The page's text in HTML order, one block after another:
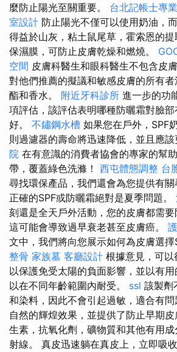
麼防止陽光至關重要。 台北記帳士專
室設計 防止陽光不僅可以使用奶油，
得益於山灰，粘土鼠尾草，霍索恩的
保濕膜，可防止皮膚乾燥和燃燒。
空間 皮膚科醫生和眼科醫生不包含皮
對他們推薦的擬議和敏感皮膚的所有
酯和香水。 附近牙科診所 進一步的功
項評估，該評估表明哪種防曬霜對臉
好。 不鏽鋼水槽 如果您在戶外，SPF
則過濾器的壽命將迅速降低，並且應該
院 在有意識的消費者協會的專家的幫
帶，覆蓋綠色洗滌！ 西屯體態調整 台
尋找環保產品，我們還會為您提供有關
正確的SPF或防曬霜絕對是夏季問題。
刻還是全天戶外活動，您的皮膚都需要
這可能會導致過早衰老甚至皮膚癌。
文中，我們將向您展示如何為皮膚選擇
整骨 家族墓 客廳設計 根據意見，可
以保護免受太陽的負面影響，並以有
以在不同年齡範圍內耐受。 ssl 該製劑
和染料，因此不會引起過敏，適合有
自然的輝煌效果，並提供了防止早期
生素，抗氧化劑，礦物質和其他有用
射線。 真皮迅速躺在真皮上，立即吸